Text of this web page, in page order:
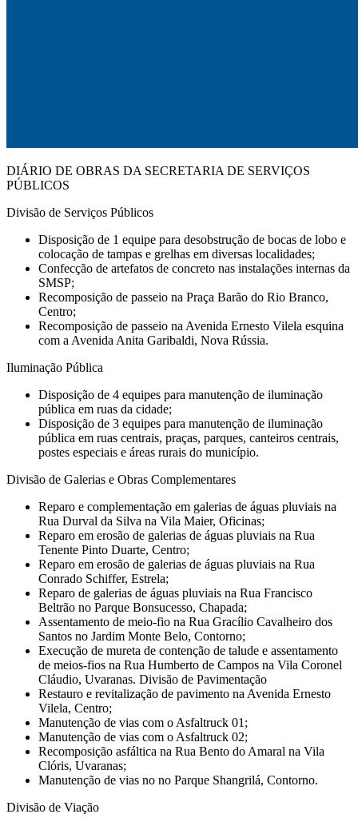
DIÁRIO DE OBRAS DA SECRETARIA DE SERVIÇOS
PÚBLICOS
Divisão de Serviços Públicos
Disposição de 1 equipe para desobstrução de bocas de lobo e
colocação de tampas e grelhas em diversas localidades;
Confecção de artefatos de concreto nas instalações internas da
SMSP;
Recomposição de passeio na Praça Barão do Rio Branco,
Centro;
Recomposição de passeio na Avenida Ernesto Vilela esquina
com a Avenida Anita Garibaldi, Nova Rússia.
Iluminação Pública
Disposição de 4 equipes para manutenção de iluminação
pública em ruas da cidade;
Disposição de 3 equipes para manutenção de iluminação
pública em ruas centrais, praças, parques, canteiros centrais,
postes especiais e áreas rurais do município.
Divisão de Galerias e Obras Complementares
Reparo e complementação em galerias de águas pluviais na
Rua Durval da Silva na Vila Maier, Oficinas;
Reparo em erosão de galerias de águas pluviais na Rua
Tenente Pinto Duarte, Centro;
Reparo em erosão de galerias de águas pluviais na Rua
Conrado Schiffer, Estrela;
Reparo de galerias de águas pluviais na Rua Francisco
Beltrão no Parque Bonsucesso, Chapada;
Assentamento de meio-fio na Rua Gracílio Cavalheiro dos
Santos no Jardim Monte Belo, Contorno;
Execução de mureta de contenção de talude e assentamento
de meios-fios na Rua Humberto de Campos na Vila Coronel
Cláudio, Uvaranas. Divisão de Pavimentação
Restauro e revitalização de pavimento na Avenida Ernesto
Vilela, Centro;
Manutenção de vias com o Asfaltruck 01;
Manutenção de vias com o Asfaltruck 02;
Recomposição asfáltica na Rua Bento do Amaral na Vila
Clóris, Uvaranas;
Manutenção de vias no no Parque Shangrilá, Contorno.
Divisão de Viação